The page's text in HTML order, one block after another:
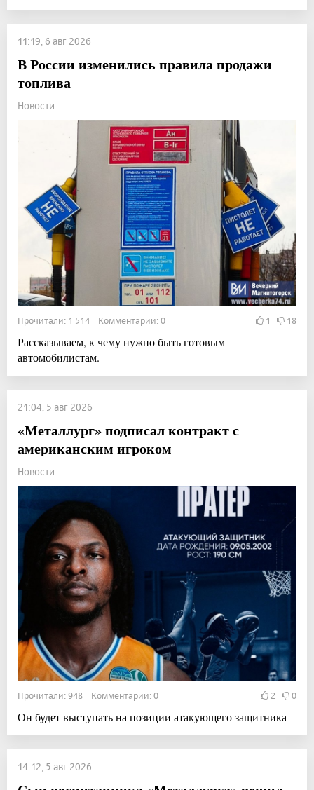
11:19, 6 авг 2026
В России изменились правила продажи
топлива
Новости
Прочитали: 1 514 Комментарии: 0 1 18
Рассказываем, к чему нужно быть готовым
автомобилистам.
21:04, 5 авг 2026
«Металлург» подписал контракт с
американским игроком
Новости
Прочитали: 948 Комментарии: 0 2 0
Он будет выступать на позиции атакующего защитника
14:12, 5 авг 2026